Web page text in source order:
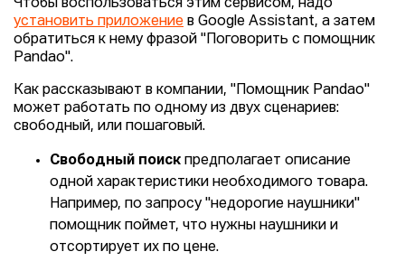
Чтобы воспользоваться этим сервисом, надо
установить приложение в Google Assistant, а затем
обратиться к нему фразой "Поговорить с помощник
Pandao".
Как рассказывают в компании, "Помощник Pandao"
может работать по одному из двух сценариев:
свободный, или пошаговый.
Свободный поиск предполагает описание
одной характеристики необходимого товара.
Например, по запросу "недорогие наушники"
помощник поймет, что нужны наушники и
отсортирует их по цене.